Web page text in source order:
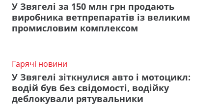
У Звягелі за 150 млн грн продають
виробника ветпрепаратів із великим
промисловим комплексом
Гарячі новини
У Звягелі зіткнулися авто і мотоцикл:
водій був без свідомості, водійку
деблокували рятувальники